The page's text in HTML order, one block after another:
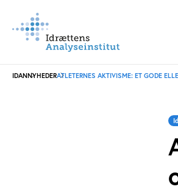
IDANNYHEDERATLETERNES AKTIVISME: ET GODE